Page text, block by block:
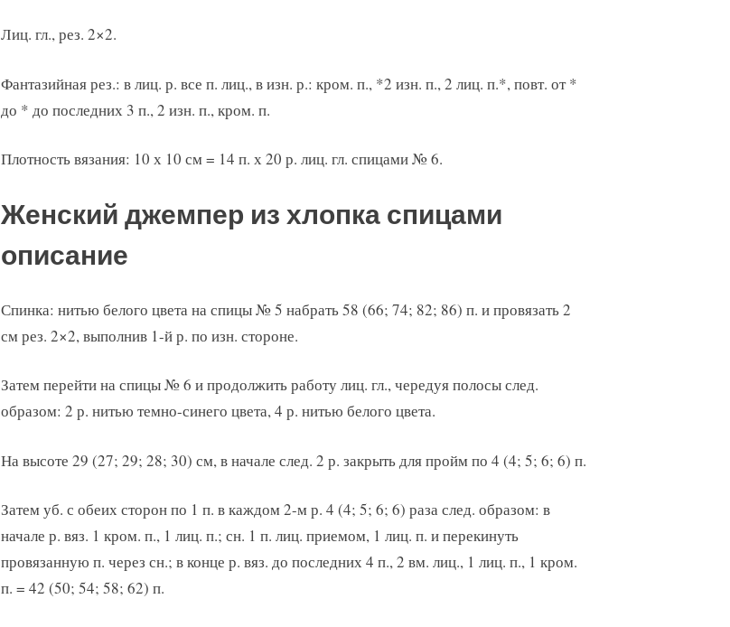
Лиц. гл., рез. 2×2.
Фантазийная рез.: в лиц. р. все п. лиц., в изн. р.: кром. п., *2 изн. п., 2 лиц. п.*, повт. от *
до * до последних 3 п., 2 изн. п., кром. п.
Плотность вязания: 10 х 10 см = 14 п. х 20 р. лиц. гл. спицами № 6.
Женский джемпер из хлопка спицами
описание
Спинка: нитью белого цвета на спицы № 5 набрать 58 (66; 74; 82; 86) п. и провязать 2
см рез. 2×2, выполнив 1-й р. по изн. стороне.
Затем перейти на спицы № 6 и продолжить работу лиц. гл., чередуя полосы след.
образом: 2 р. нитью темно-синего цвета, 4 р. нитью белого цвета.
На высоте 29 (27; 29; 28; 30) см, в начале след. 2 р. закрыть для пройм по 4 (4; 5; 6; 6) п.
Затем уб. с обеих сторон по 1 п. в каждом 2-м р. 4 (4; 5; 6; 6) раза след. образом: в
начале р. вяз. 1 кром. п., 1 лиц. п.; сн. 1 п. лиц. приемом, 1 лиц. п. и перекинуть
провязанную п. через сн.; в конце р. вяз. до последних 4 п., 2 вм. лиц., 1 лиц. п., 1 кром.
п. = 42 (50; 54; 58; 62) п.